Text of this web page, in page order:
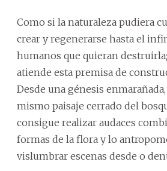
Como si la naturaleza pudiera
crear y regenerarse hasta el
humanos que quieran
atiende esta premisa de
Desde una génesis
mismo paisaje cerrado del
consigue realizar audaces
formas de la flora y lo
vislumbrar escenas desde o